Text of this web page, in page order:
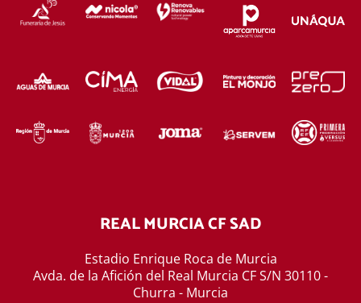
REAL MURCIA CF SAD
Estadio Enrique Roca de Murcia
Avda. de la Afición del Real Murcia CF S/N 30110 -
Churra - Murcia